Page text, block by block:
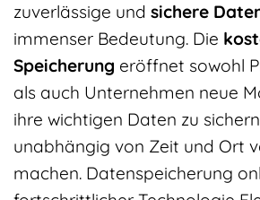
zuverlässige und sichere
immenser Bedeutung. Die
Speicherung eröffnet sowohl
als auch Unternehmen neue
ihre wichtigen Daten zu
unabhängig von Zeit und Ort
machen. Datenspeicherung